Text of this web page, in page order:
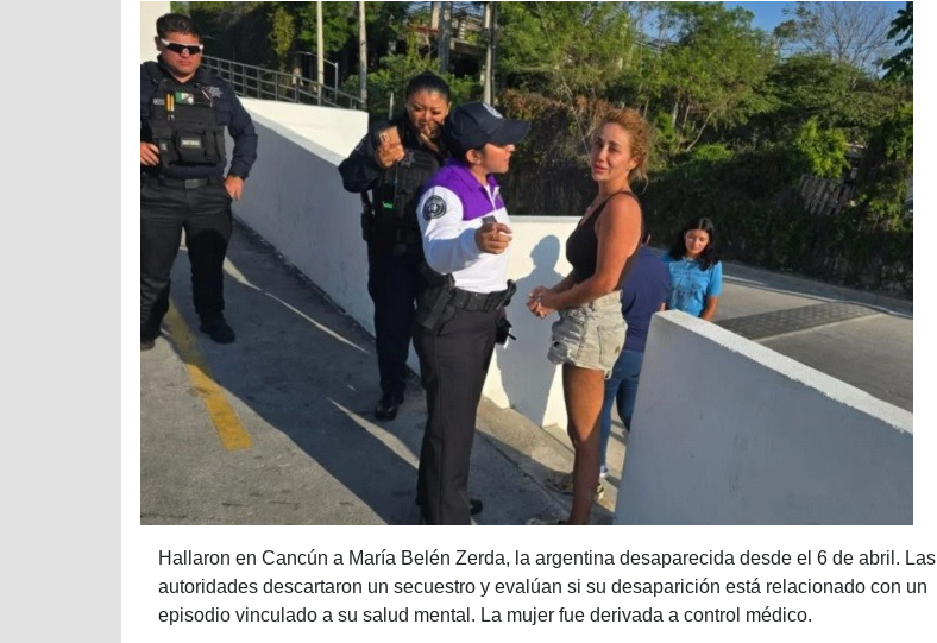
Hallaron en Cancún a María Belén Zerda, la argentina desaparecida desde el 6 de abril. Las
autoridades descartaron un secuestro y evalúan si su desaparición está relacionado con un
episodio vinculado a su salud mental. La mujer fue derivada a control médico.